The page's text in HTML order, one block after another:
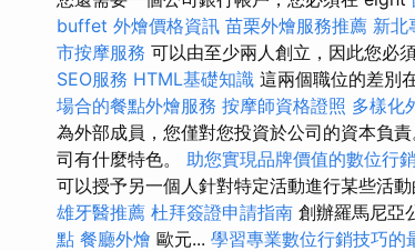
buffet 外燴價格資訊 苗栗外燴服務推薦 新北
市按摩服務 可以由至少兩人創立，因此您必
SEO服務 HTML基礎知識 這兩個職位的差別
場合的餐點外燴服務 按摩師資格證照 多樣化
為外部成員，您僅對您投資於公司的資本負責
司有什麼特色。 助您實現品牌價值的數位行
可以授予另一個人針對特定活動進行某些活
雄牙醫推薦 杜拜簽證申請指南 創辦羅馬尼亞
點 餐廳外燴 歐元... 學習專業數位行銷技巧的